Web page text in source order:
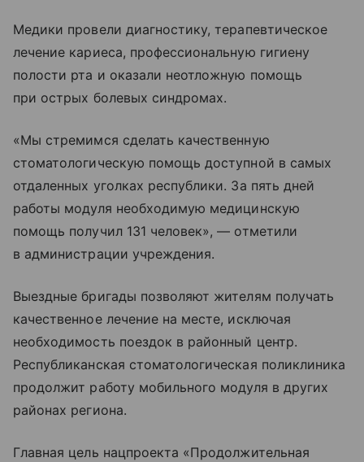
Медики провели диагностику, терапевтическое
лечение кариеса, профессиональную гигиену
полости рта и оказали неотложную помощь
при острых болевых синдромах.
«Мы стремимся сделать качественную
стоматологическую помощь доступной в самых
отдаленных уголках республики. За пять дней
работы модуля необходимую медицинскую
помощь получил 131 человек», — отметили
в администрации учреждения.
Выездные бригады позволяют жителям получать
качественное лечение на месте, исключая
необходимость поездок в районный центр.
Республиканская стоматологическая поликлиника
продолжит работу мобильного модуля в других
районах региона.
Главная цель нацпроекта «Продолжительная